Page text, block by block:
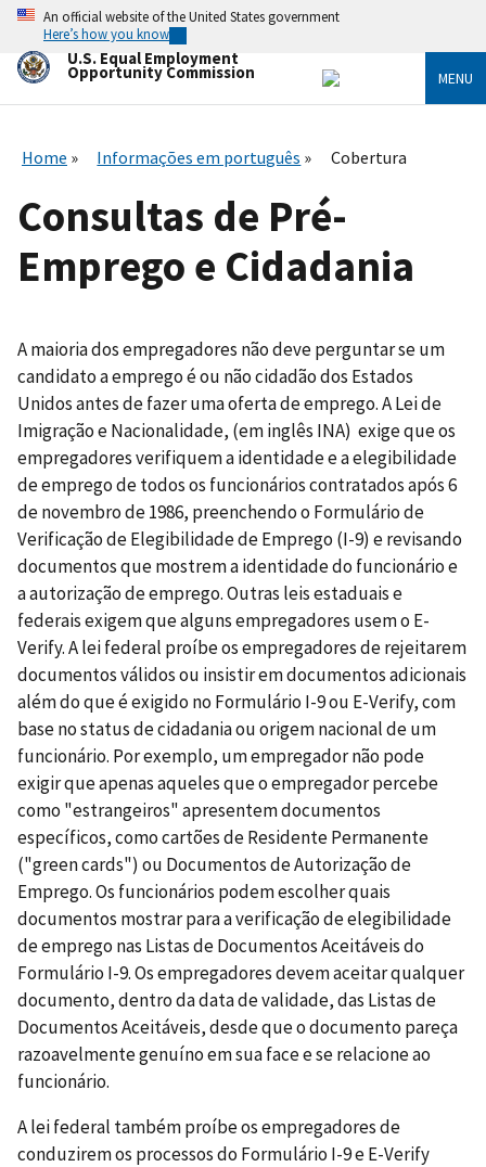
Skip
main
content
An official website of the United States government
Here’s how you know
U.S. Equal Employment
Opportunity Commission MENU
Home Informações em português Cobertura
Consultas de Pré-
Emprego e Cidadania
A maioria dos empregadores não deve perguntar se um
candidato a emprego é ou não cidadão dos Estados
Unidos antes de fazer uma oferta de emprego. A Lei de
Imigração e Nacionalidade, (em inglês INA) exige que os
empregadores verifiquem a identidade e a elegibilidade
de emprego de todos os funcionários contratados após 6
de novembro de 1986, preenchendo o Formulário de
Verificação de Elegibilidade de Emprego (I-9) e revisando
documentos que mostrem a identidade do funcionário e
a autorização de emprego. Outras leis estaduais e
federais exigem que alguns empregadores usem o E-
Verify. A lei federal proíbe os empregadores de rejeitarem
documentos válidos ou insistir em documentos adicionais
além do que é exigido no Formulário I-9 ou E-Verify, com
base no status de cidadania ou origem nacional de um
funcionário. Por exemplo, um empregador não pode
exigir que apenas aqueles que o empregador percebe
como "estrangeiros" apresentem documentos
específicos, como cartões de Residente Permanente
("green cards") ou Documentos de Autorização de
Emprego. Os funcionários podem escolher quais
documentos mostrar para a verificação de elegibilidade
de emprego nas Listas de Documentos Aceitáveis ​​do
Formulário I-9. Os empregadores devem aceitar qualquer
documento, dentro da data de validade, das Listas de
Documentos Aceitáveis, desde que o documento pareça
razoavelmente genuíno em sua face e se relacione ao
funcionário.
A lei federal também proíbe os empregadores de
conduzirem os processos do Formulário I-9 e E-Verify